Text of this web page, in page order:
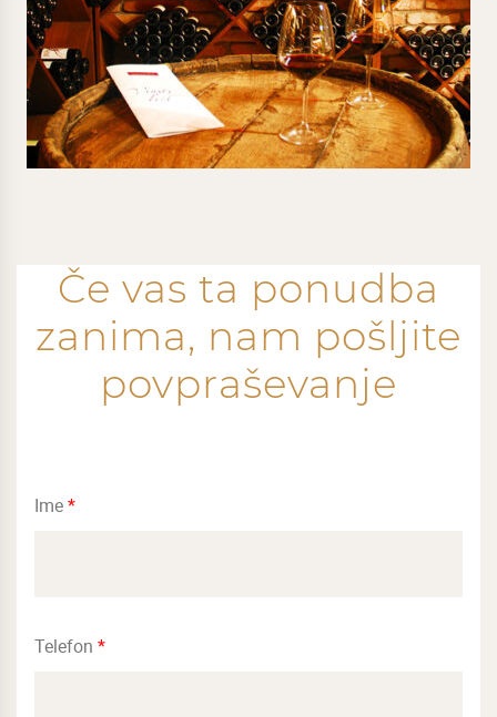
Če vas ta ponudba
zanima, nam pošljite
povpraševanje
Ime*
Telefon *